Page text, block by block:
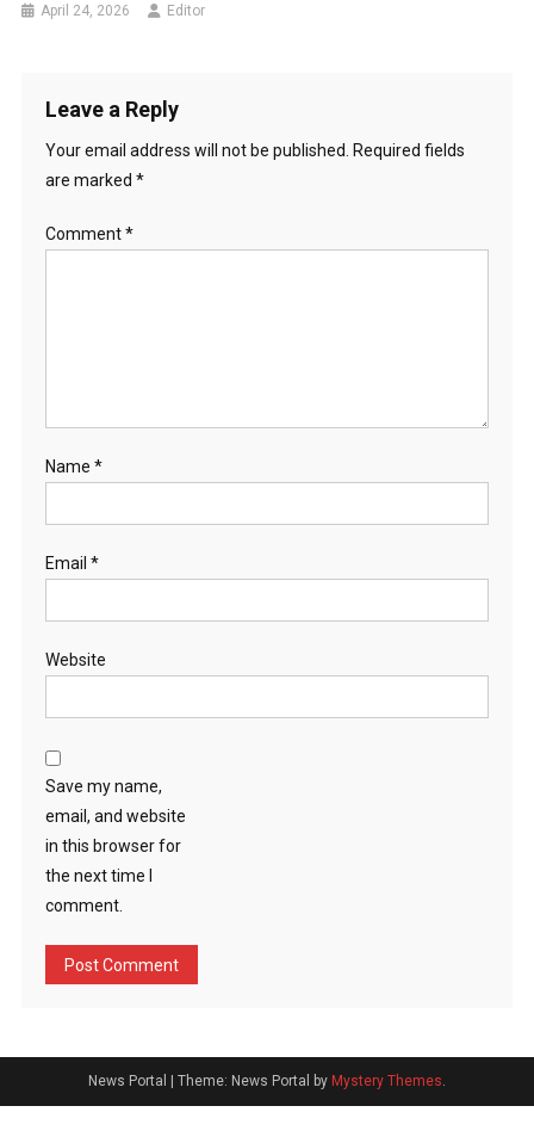
April 24, 2026 Editor
Leave a Reply
Your email address will not be published.
Required fields
are marked *
Comment*
Name *
Email *
Website
Save my name,
email, and website
in this browser for
the next time I
comment.
News Portal Theme: News Portal by Mystery Themes.